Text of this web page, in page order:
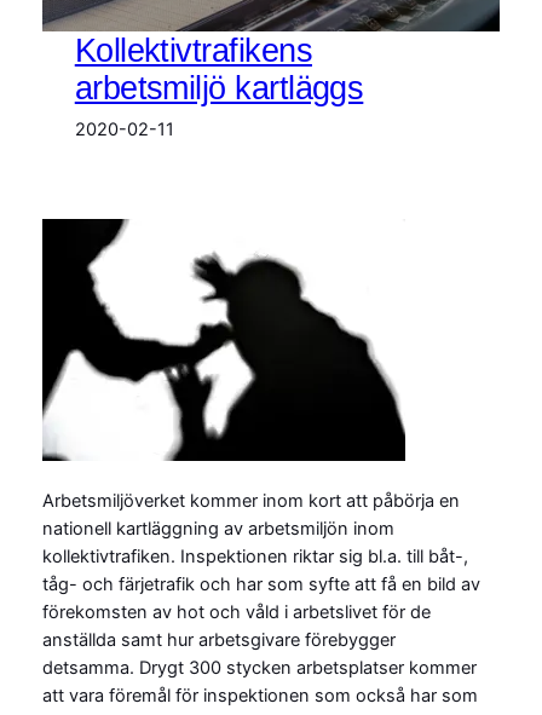
Kollektivtrafikens
arbetsmiljö kartläggs
2020-02-11
Arbetsmiljöverket kommer inom kort att påbörja en
nationell kartläggning av arbetsmiljön inom
kollektivtrafiken. Inspektionen riktar sig bl.a. till båt-,
tåg- och färjetrafik och har som syfte att få en bild av
förekomsten av hot och våld i arbetslivet för de
anställda samt hur arbetsgivare förebygger
detsamma. Drygt 300 stycken arbetsplatser kommer
att vara föremål för inspektionen som också har som